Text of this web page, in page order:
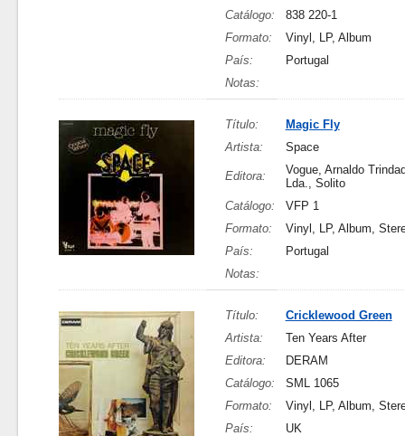
Catálogo:
838 220-1
Formato:
Vinyl, LP, Album
País:
Portugal
Notas:
Título:
Magic Fly
Artista:
Space
Editora:
Vogue, Arnaldo
Lda., Solito
Catálogo:
VFP 1
Formato:
Vinyl, LP, Album,
País:
Portugal
Notas:
Título:
Cricklewood Green
Artista:
Ten Years After
Editora:
DERAM
Catálogo:
SML 1065
Formato:
Vinyl, LP, Album,
País:
UK